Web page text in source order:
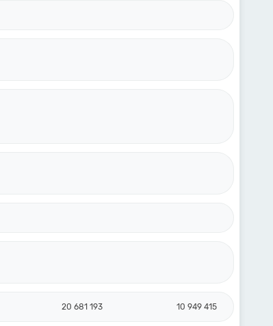
20 681 193 10 949 415